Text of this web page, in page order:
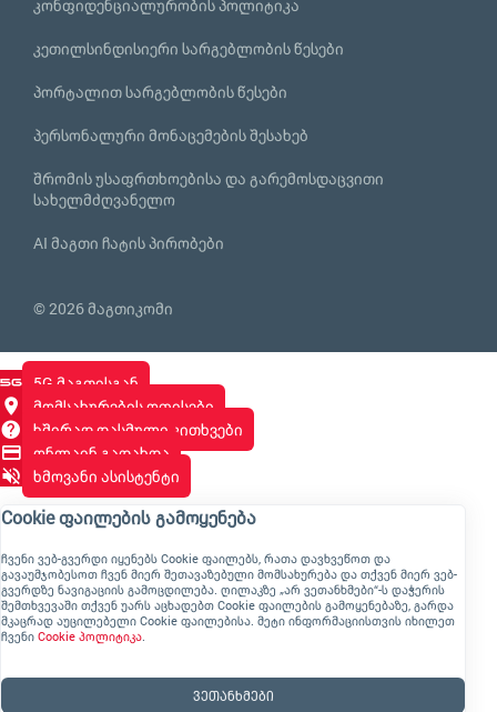
კონფიდენციალურობის პოლიტიკა
კეთილსინდისიერი სარგებლობის წესები
პორტალით სარგებლობის წესები
პერსონალური მონაცემების შესახებ
შრომის უსაფრთხოებისა და გარემოსდაცვითი
სახელმძღვანელო
AI მაგთი ჩატის პირობები
© 2026 მაგთიკომი
5G მაგთისგან
მომსახურების ოფისები
ხშირად დასმული კითხვები
ონლაინ გადახდა
ხმოვანი ასისტენტი
Cookie ფაილების გამოყენება
ჩვენი ვებ-გვერდი იყენებს Cookie ფაილებს, რათა დავხვეწოთ და
გავაუმჯობესოთ ჩვენ მიერ შეთავაზებული მომსახურება და თქვენ მიერ ვებ-
გვერდზე ნავიგაციის გამოცდილება. ღილაკზე „არ ვეთანხმები“-ს დაჭერის
შემთხვევაში თქვენ უარს აცხადებთ Cookie ფაილების გამოყენებაზე, გარდა
მკაცრად აუცილებელი Cookie ფაილებისა. მეტი ინფორმაციისთვის იხილეთ
ჩვენი Cookie პოლიტიკა.
ვეთანხმები